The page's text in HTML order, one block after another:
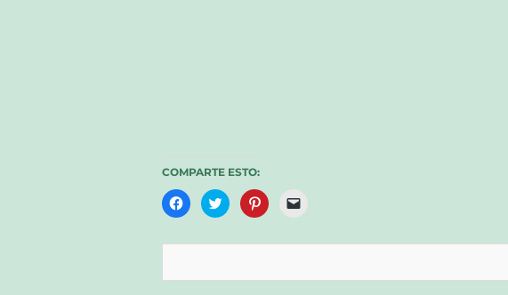
COMPARTE ESTO:
Haz
clic
en
abre
Haz
clic
en
abre
Haz
clic
en
abre
Haz
clic
un
correo